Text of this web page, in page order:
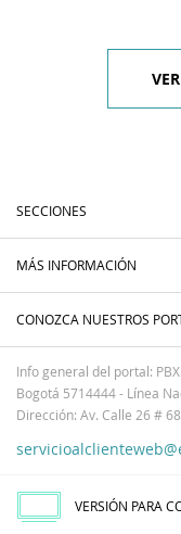
SECCIONES
MÁS INFORMACIÓN
CONOZCA NUESTROS
Info general del portal:
Bogotá 5714444 - Línea
Dirección: Av. Calle 26 #
VERSIÓN PARA